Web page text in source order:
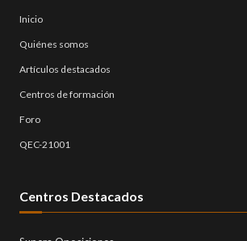
Inicio
Quiénes somos
Artículos destacados
Centros de formación
Foro
QEC-21001
Centros Destacados